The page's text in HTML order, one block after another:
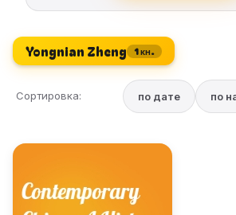
Yongnian Zheng 1 кн.
Сортировка: по дате по